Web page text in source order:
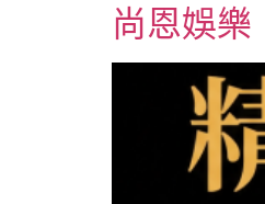
尚恩娛樂